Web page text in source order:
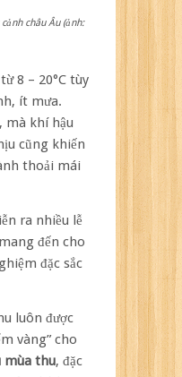
châu Âu (ảnh:
8 – 20°C tùy
ít mưa.
mà khí hậu
cũng khiến
thoải mái
ra nhiều lễ
đến cho
đặc sắc
luôn được
vàng” cho
mùa thu, đặc